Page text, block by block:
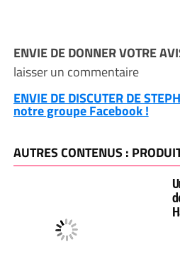
ENVIE DE DONNER VOTRE
laisser un commentaire
ENVIE DE DISCUTER DE
notre groupe Facebook !
AUTRES CONTENUS :